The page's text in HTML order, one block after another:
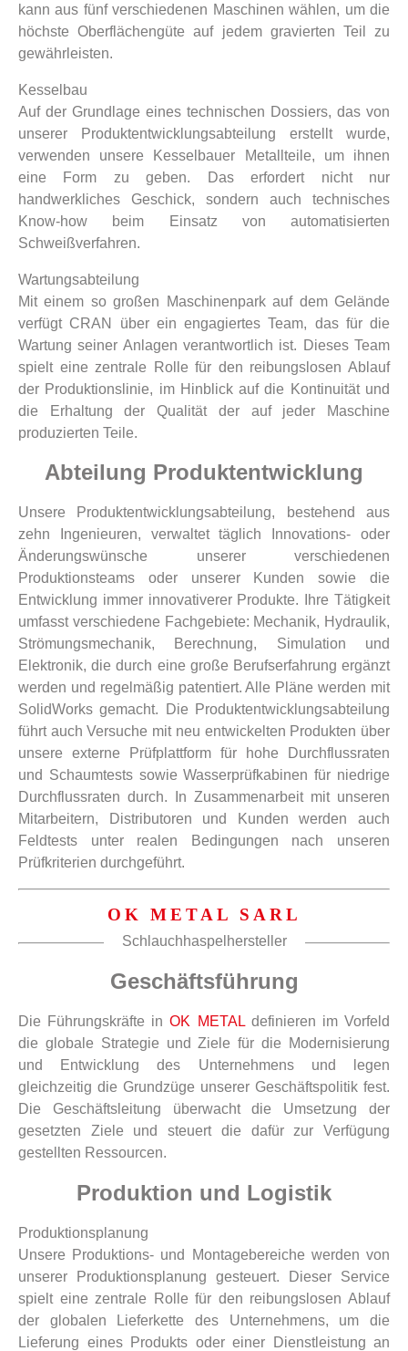
kann aus fünf verschiedenen Maschinen wählen, um die
höchste Oberflächengüte auf jedem gravierten Teil zu
gewährleisten.
Kesselbau
Auf der Grundlage eines technischen Dossiers, das von
unserer Produktentwicklungsabteilung erstellt wurde,
verwenden unsere Kesselbauer Metallteile, um ihnen
eine Form zu geben. Das erfordert nicht nur
handwerkliches Geschick, sondern auch technisches
Know-how beim Einsatz von automatisierten
Schweißverfahren.
Wartungsabteilung
Mit einem so großen Maschinenpark auf dem Gelände
verfügt CRAN über ein engagiertes Team, das für die
Wartung seiner Anlagen verantwortlich ist. Dieses Team
spielt eine zentrale Rolle für den reibungslosen Ablauf
der Produktionslinie, im Hinblick auf die Kontinuität und
die Erhaltung der Qualität der auf jeder Maschine
produzierten Teile.
Abteilung Produktentwicklung
Unsere Produktentwicklungsabteilung, bestehend aus
zehn Ingenieuren, verwaltet täglich Innovations- oder
Änderungswünsche unserer verschiedenen
Produktionsteams oder unserer Kunden sowie die
Entwicklung immer innovativerer Produkte. Ihre Tätigkeit
umfasst verschiedene Fachgebiete: Mechanik, Hydraulik,
Strömungsmechanik, Berechnung, Simulation und
Elektronik, die durch eine große Berufserfahrung ergänzt
werden und regelmäßig patentiert. Alle Pläne werden mit
SolidWorks gemacht. Die Produktentwicklungsabteilung
führt auch Versuche mit neu entwickelten Produkten über
unsere externe Prüfplattform für hohe Durchflussraten
und Schaumtests sowie Wasserprüfkabinen für niedrige
Durchflussraten durch. In Zusammenarbeit mit unseren
Mitarbeitern, Distributoren und Kunden werden auch
Feldtests unter realen Bedingungen nach unseren
Prüfkriterien durchgeführt.
OK METAL SARL
Schlauchhaspelhersteller
Geschäftsführung
Die Führungskräfte inOK METALdefinieren im Vorfeld
die globale Strategie und Ziele für die Modernisierung
und Entwicklung des Unternehmens und legen
gleichzeitig die Grundzüge unserer Geschäftspolitik fest.
Die Geschäftsleitung überwacht die Umsetzung der
gesetzten Ziele und steuert die dafür zur Verfügung
gestellten Ressourcen.
Produktion und Logistik
Produktionsplanung
Unsere Produktions- und Montagebereiche werden von
unserer Produktionsplanung gesteuert. Dieser Service
spielt eine zentrale Rolle für den reibungslosen Ablauf
der globalen Lieferkette des Unternehmens, um die
Lieferung eines Produkts oder einer Dienstleistung an